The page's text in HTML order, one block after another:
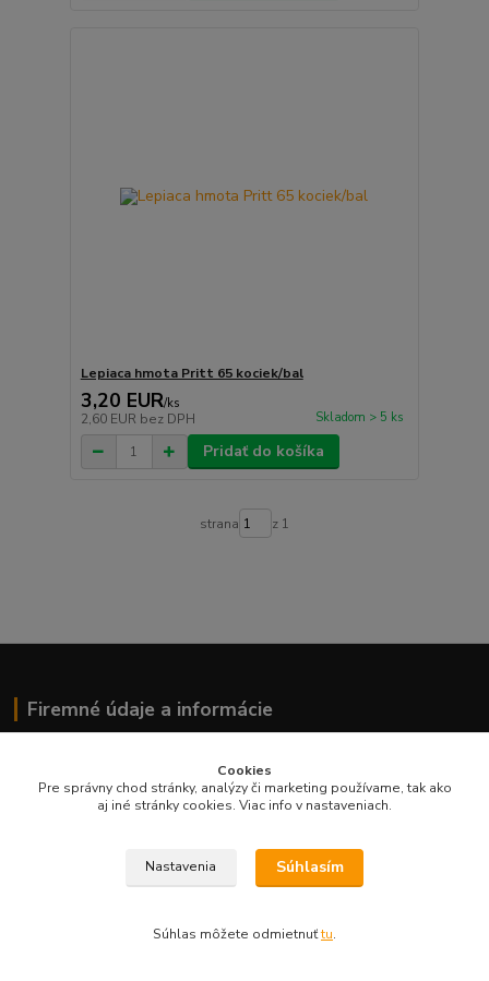
Lepiaca hmota Pritt 65 kociek/bal
3,20 EUR/ks
2,60 EUR bez DPH Skladom > 5 ks
Pridať do košíka
strana z 1
Firemné údaje a informácie
Korekta s.r.o.
Cookies
Pre správny chod stránky, analýzy či marketing používame, tak ako
aj iné stránky cookies. Viac info v nastaveniach.
Nastavenia Súhlasím
Súhlas môžete odmietnuťtu.